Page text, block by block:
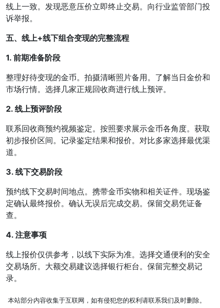
线上一致。发现恶意压价立即终止交易。向行业监管部门投
诉举报。
五、线上+线下组合变现的完整流程
1. 前期准备阶段
整理好待变现的金币。拍摄清晰照片备用。了解当日金价和
市场行情。选择几家正规回收商进行线上预评。
2. 线上预评阶段
联系回收商预约视频鉴定。按照要求展示金币各角度。获取
初步报价区间。记录鉴定结果和报价。对比多家选择最优渠
道。
3. 线下交易阶段
预约线下交易时间地点。携带金币实物和相关证件。现场鉴
定确认最终报价。确认无误后完成交易。保留交易凭证备
查。
4. 注意事项
线上报价仅供参考，以线下实际为准。选择交通便利的安全
交易场所。大额交易建议选择银行柜台。保留完整交易记
录。
本站部分内容收集于互联网，如有侵犯您的权利请联系我们及时删除。